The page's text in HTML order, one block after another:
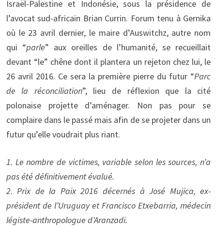
Israël-Palestine et Indonésie, sous la présidence de
l’avocat sud-africain Brian Currin. Forum tenu à Gernika
où le 23 avril dernier, le maire d’Auswitchz, autre nom
qui “parle” aux oreilles de l’humanité, se recueillait
devant “le” chêne dont il plantera un rejeton chez lui, le
26 avril 2016. Ce sera la première pierre du futur “Parc
de la réconciliation”, lieu de réflexion que la cité
polonaise projette d’aménager. Non pas pour se
complaire dans le passé mais afin de se projeter dans un
futur qu’elle voudrait plus riant.
1. Le nombre de victimes, variable selon les sources, n’a
pas été définitivement évalué.
2. Prix de la Paix 2016 décernés à José Mujica, ex-
président de l’Uruguay et Francisco Etxebarria, médecin
légiste-anthropologue d’Aranzadi.